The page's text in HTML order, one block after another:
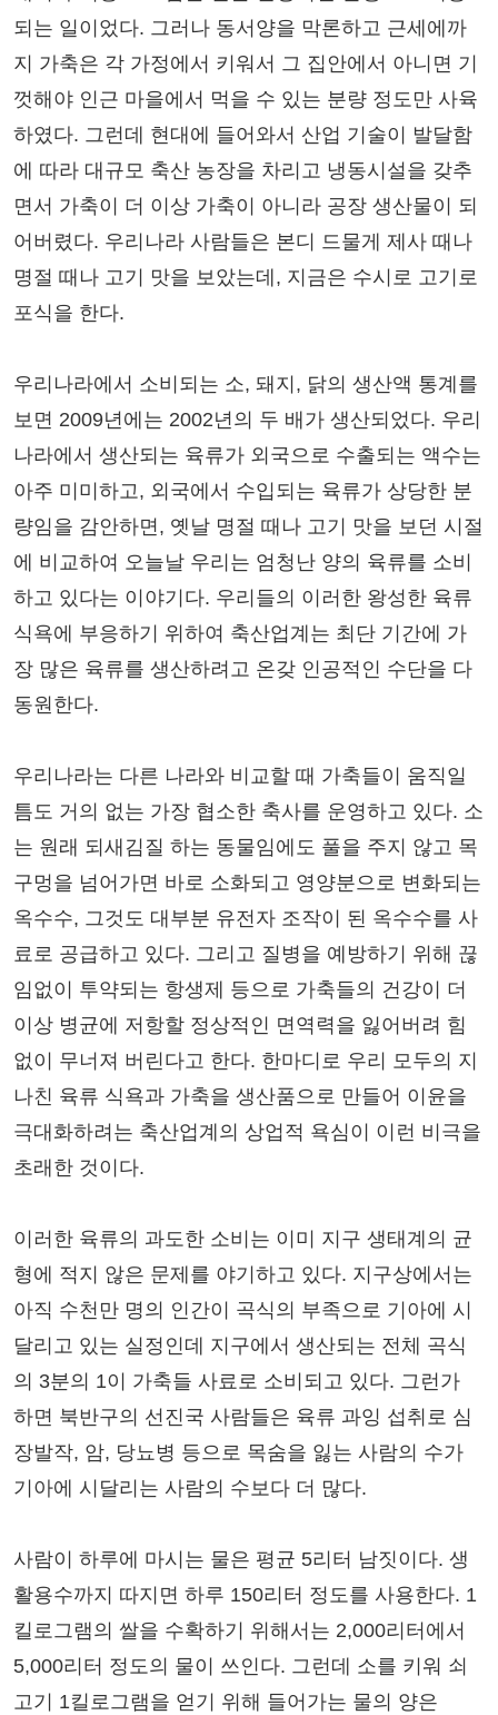
되는 일이었다. 그러나 동서양을 막론하고 근세에까
지 가축은 각 가정에서 키워서 그 집안에서 아니면 기
껏해야 인근 마을에서 먹을 수 있는 분량 정도만 사육
하였다. 그런데 현대에 들어와서 산업 기술이 발달함
에 따라 대규모 축산 농장을 차리고 냉동시설을 갖추
면서 가축이 더 이상 가축이 아니라 공장 생산물이 되
어버렸다. 우리나라 사람들은 본디 드물게 제사 때나
명절 때나 고기 맛을 보았는데, 지금은 수시로 고기로
포식을 한다.
우리나라에서 소비되는 소, 돼지, 닭의 생산액 통계를
보면 2009년에는 2002년의 두 배가 생산되었다. 우리
나라에서 생산되는 육류가 외국으로 수출되는 액수는
아주 미미하고, 외국에서 수입되는 육류가 상당한 분
량임을 감안하면, 옛날 명절 때나 고기 맛을 보던 시절
에 비교하여 오늘날 우리는 엄청난 양의 육류를 소비
하고 있다는 이야기다. 우리들의 이러한 왕성한 육류
식욕에 부응하기 위하여 축산업계는 최단 기간에 가
장 많은 육류를 생산하려고 온갖 인공적인 수단을 다
동원한다.
우리나라는 다른 나라와 비교할 때 가축들이 움직일
틈도 거의 없는 가장 협소한 축사를 운영하고 있다. 소
는 원래 되새김질 하는 동물임에도 풀을 주지 않고 목
구멍을 넘어가면 바로 소화되고 영양분으로 변화되는
옥수수, 그것도 대부분 유전자 조작이 된 옥수수를 사
료로 공급하고 있다. 그리고 질병을 예방하기 위해 끊
임없이 투약되는 항생제 등으로 가축들의 건강이 더
이상 병균에 저항할 정상적인 면역력을 잃어버려 힘
없이 무너져 버린다고 한다. 한마디로 우리 모두의 지
나친 육류 식욕과 가축을 생산품으로 만들어 이윤을
극대화하려는 축산업계의 상업적 욕심이 이런 비극을
초래한 것이다.
이러한 육류의 과도한 소비는 이미 지구 생태계의 균
형에 적지 않은 문제를 야기하고 있다. 지구상에서는
아직 수천만 명의 인간이 곡식의 부족으로 기아에 시
달리고 있는 실정인데 지구에서 생산되는 전체 곡식
의 3분의 1이 가축들 사료로 소비되고 있다. 그런가
하면 북반구의 선진국 사람들은 육류 과잉 섭취로 심
장발작, 암, 당뇨병 등으로 목숨을 잃는 사람의 수가
기아에 시달리는 사람의 수보다 더 많다.
사람이 하루에 마시는 물은 평균 5리터 남짓이다. 생
활용수까지 따지면 하루 150리터 정도를 사용한다. 1
킬로그램의 쌀을 수확하기 위해서는 2,000리터에서
5,000리터 정도의 물이 쓰인다. 그런데 소를 키워 쇠
고기 1킬로그램을 얻기 위해 들어가는 물의 양은